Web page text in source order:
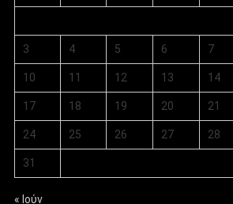
3 4 5 6 7
10 11 12 13 14
17 18 19 20 21
24 25 26 27 28
31
« Ιούν